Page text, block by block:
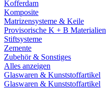
Kofferdam
Komposite
Matrizensysteme & Keile
Provisorische K + B Materialien
Stiftsysteme
Zemente
Zubehör & Sonstiges
Alles anzeigen
Glaswaren & Kunststoffartikel
Glaswaren & Kunststoffartikel